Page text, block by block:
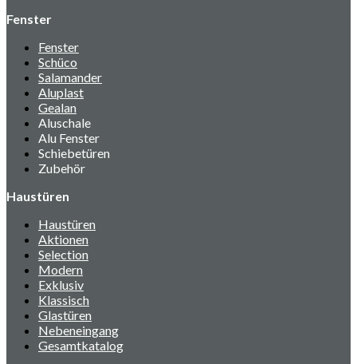
Fenster
Fenster
Schüco
Salamander
Aluplast
Gealan
Aluschale
Alu Fenster
Schiebetüren
Zubehör
Haustüren
Haustüren
Aktionen
Selection
Modern
Exklusiv
Klassisch
Glastüren
Nebeneingang
Gesamtkatalog